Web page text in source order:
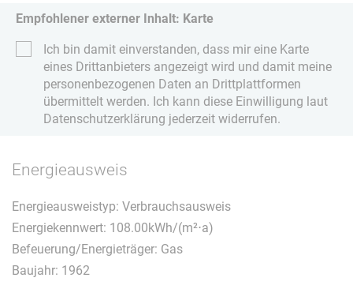
Empfohlener externer Inhalt: Karte
Ich bin damit einverstanden, dass mir eine Karte
eines Drittanbieters angezeigt wird und damit meine
personenbezogenen Daten an Drittplattformen
übermittelt werden. Ich kann diese Einwilligung laut
Datenschutzerklärung jederzeit widerrufen.
Energieausweis
Energieausweistyp: Verbrauchsausweis
Energiekennwert: 108.00kWh/(m²⋅a)
Befeuerung/Energieträger: Gas
Baujahr: 1962